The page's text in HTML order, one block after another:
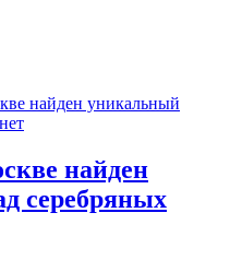
найден
серебряных